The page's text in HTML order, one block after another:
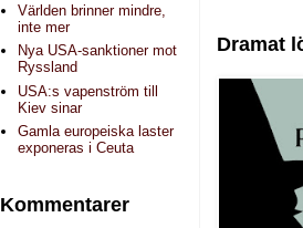
Världen brinner mindre,
inte mer
Nya USA-sanktioner mot
Ryssland
USA:s vapenström till
Kiev sinar
Gamla europeiska laster
exponeras i Ceuta
Kommentarer
Dramat